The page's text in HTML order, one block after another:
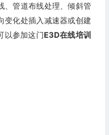
、管道布线处理、倾斜管
变化处插入减速器或创建
以参加这门E3D在线培训